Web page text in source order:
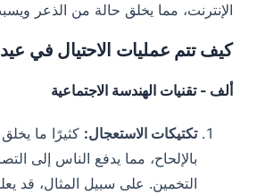
الإنترنت، مما يخلق حالة من الذعر
كيف تتم عمليات الاحتيال في عيد
ألف - تقنيات الهندسة الاجتماعية
تكتيكات الاستعجال: كثيرًا ما
بالإلحاح، مما يدفع الناس إلى
التخمين. على سبيل المثال، قد